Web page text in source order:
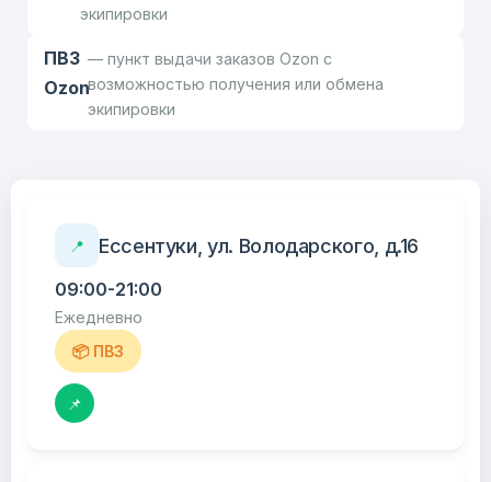
экипировки
ПВЗ
Ozon
— пункт выдачи заказов Ozon с
возможностью получения или обмена
экипировки
📍 Ессентуки, ул. Володарского, д.16
09:00-21:00
Ежедневно
📦 ПВЗ
📌